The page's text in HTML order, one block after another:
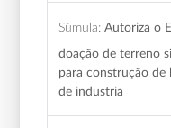
Súmula: Autoriza o
doação de terreno
para construção de
de industria